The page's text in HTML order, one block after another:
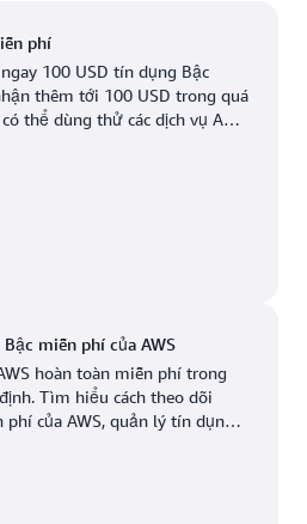
(Bắc Virginia)
(Ohio)
Newark, New Jersey
Palo Alto, California
Phoenix, Arizona
Salt Lake City, Utah
San Jose, California
phí
100 USD tín dụng Bậc
thêm tới 100 USD trong quá
thể dùng thử các dịch vụ AWS
miễn phí của AWS
hoàn toàn miễn phí trong
Tìm hiểu cách theo dõi
phí của AWS, quản lý tín dụng